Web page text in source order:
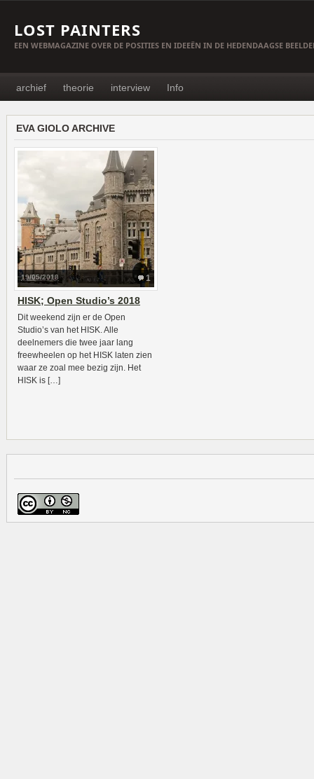
LOST PAINTERS
EEN WEBMAGAZINE OVER DE POSITIES EN IDEEËN IN DE HEDENDAAGSE
archief theorie interview Info
EVA GIOLO ARCHIVE
1
19/05/2018
HISK; Open Studio’s 2018
Dit weekend zijn er de Open
Studio’s van het HISK. Alle
deelnemers die twee jaar lang
freewheelen op het HISK laten zien
waar ze zoal mee bezig zijn. Het
HISK is […]